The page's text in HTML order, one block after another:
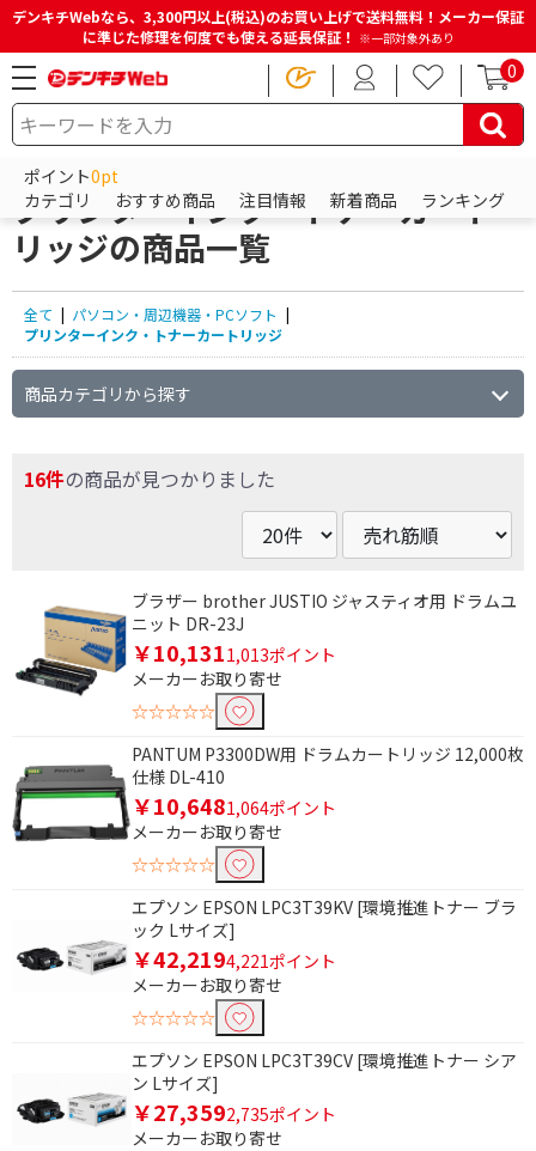
デンキチWebなら、3,300円以上(税込)のお買い上げで送料無料！メーカー保証
に準じた修理を何度でも使える延長保証！ ※一部対象外あり
0
ポイント0pt
カテゴリ
おすすめ商品 注目情報 新着商品 ランキング
HOME 商品一覧ページ パソコン・周辺機器・PCソフト
プリンターインク・トナーカート
リッジの商品一覧
全て | パソコン・周辺機器・PCソフト |
プリンターインク・トナーカートリッジ
商品カテゴリから探す
16件の商品が見つかりました
ブラザー brother JUSTIO ジャスティオ用 ドラムユ
ニット DR-23J
￥10,1311,013ポイント
メーカーお取り寄せ
☆☆☆☆☆
PANTUM P3300DW用 ドラムカートリッジ 12,000枚
仕様 DL-410
￥10,6481,064ポイント
メーカーお取り寄せ
☆☆☆☆☆
エプソン EPSON LPC3T39KV [環境推進トナー ブラ
ック Lサイズ]
￥42,2194,221ポイント
メーカーお取り寄せ
☆☆☆☆☆
エプソン EPSON LPC3T39CV [環境推進トナー シア
ン Lサイズ]
￥27,3592,735ポイント
メーカーお取り寄せ